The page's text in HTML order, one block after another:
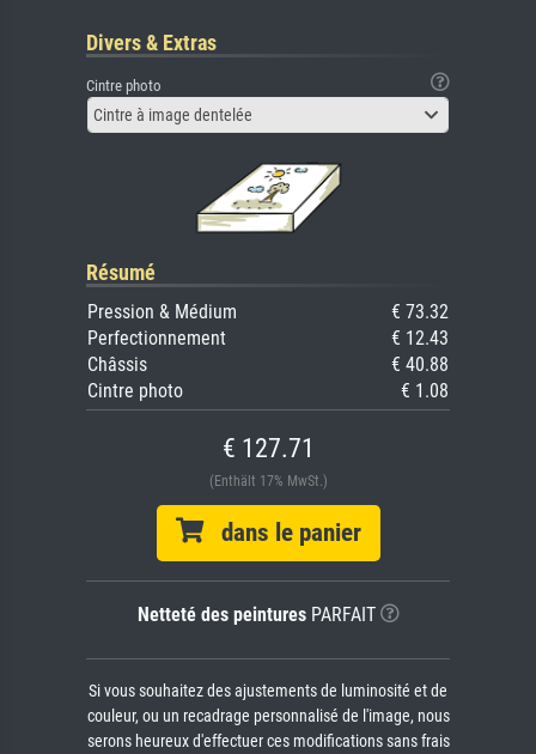
Divers & Extras
Cintre photo
Cintre à image dentelée
Résumé
Pression & Médium
€ 73.32
Perfectionnement
€ 12.43
Châssis
€ 40.88
Cintre photo
€ 1.08
€ 127.71
(Enthält 17% MwSt.)
dans le panier
Netteté des peinturesPARFAIT
Si vous souhaitez des ajustements de luminosité et de
couleur, ou un recadrage personnalisé de l'image, nous
serons heureux d'effectuer ces modifications sans frais